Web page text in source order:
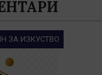
ЗА ИЗКУСТВО